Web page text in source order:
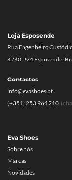
Eva Shoes
Sobre nós
Marcas
Novidades
Loja Esposende
Rua Engenheiro
4740-274 Esposende,
Contactos
info@evashoes.pt
(+351) 253 964 210